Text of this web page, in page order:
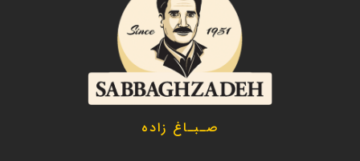
صـبـاغ زاده